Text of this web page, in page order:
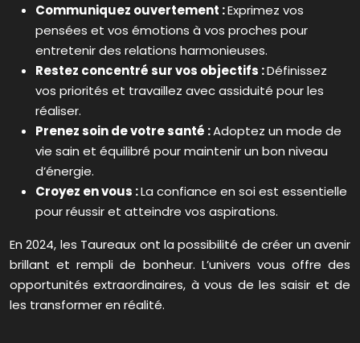
Communiquez ouvertement :Exprimez vos
pensées et vos émotions à vos proches pour
entretenir des relations harmonieuses.
Restez concentré sur vos objectifs :Définissez
vos priorités et travaillez avec assiduité pour les
réaliser.
Prenez soin de votre santé :Adoptez un mode de
vie sain et équilibré pour maintenir un bon niveau
d’énergie.
Croyez en vous :La confiance en soi est essentielle
pour réussir et atteindre vos aspirations.
En 2024, les Taureaux ont la possibilité de créer un avenir
brillant et rempli de bonheur. L’univers vous offre des
opportunités extraordinaires, à vous de les saisir et de
les transformer en réalité.